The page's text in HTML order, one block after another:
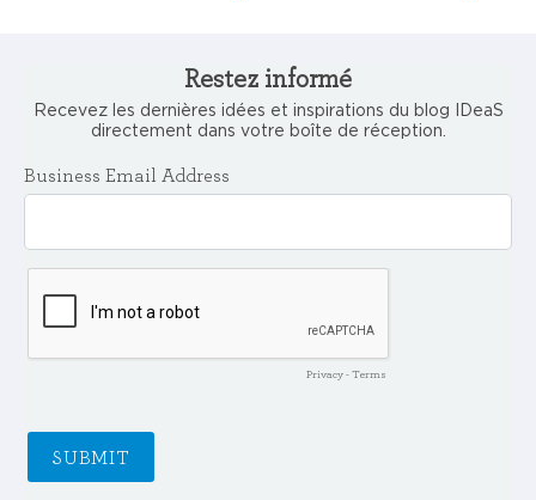
Restez informé
Recevez les dernières idées et inspirations du blog IDeaS
directement dans votre boîte de réception.